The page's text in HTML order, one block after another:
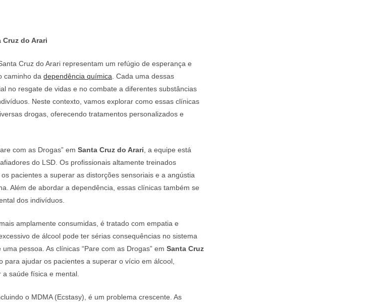
Cruz do Arari
Cruz do Arari representam um refúgio de esperança e
caminho da dependência química. Cada uma dessas
no resgate de vidas e no combate a diferentes substâncias
Neste contexto, vamos explorar como essas clínicas
drogas, oferecendo tratamentos personalizados e
com as Drogas” em Santa Cruz do Arari, a equipe está
do LSD. Os profissionais altamente treinados
pacientes a superar as distorções sensoriais e a angústia
Além de abordar a dependência, essas clínicas também se
dos indivíduos.
amplamente consumidas, é tratado com empatia e
de álcool pode ter sérias consequências no sistema
pessoa. As clínicas “Pare com as Drogas” em Santa Cruz
para ajudar os pacientes a superar o vício em álcool,
saúde física e mental.
o MDMA (Ecstasy), é um problema crescente. As